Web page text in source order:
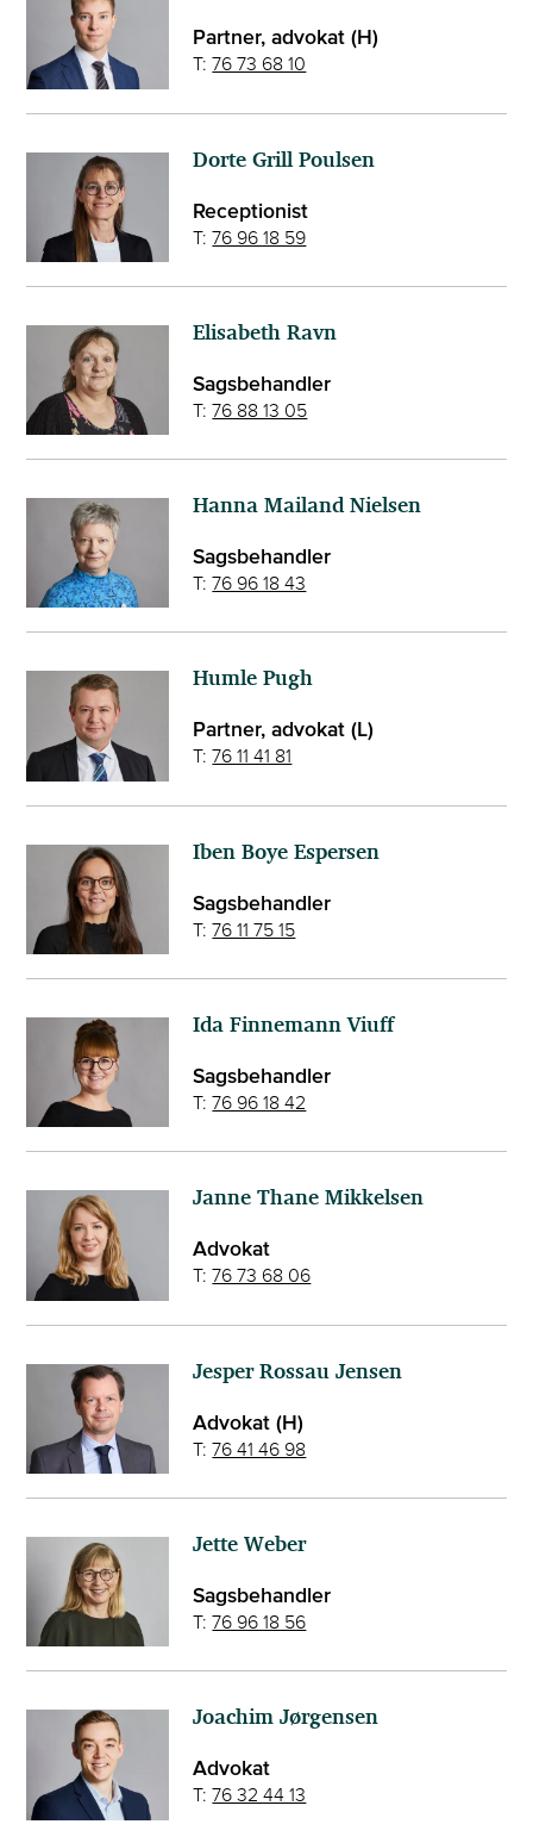
Partner, advokat (H)
T:76 73 68 10
Dorte Grill Poulsen
Receptionist
T:76 96 18 59
Elisabeth Ravn
Sagsbehandler
T:76 88 13 05
Hanna Mailand Nielsen
Sagsbehandler
T:76 96 18 43
Humle Pugh
Partner, advokat (L)
T:76 11 41 81
Iben Boye Espersen
Sagsbehandler
T:76 11 75 15
Ida Finnemann Viuff
Sagsbehandler
T:76 96 18 42
Janne Thane Mikkelsen
Advokat
T:76 73 68 06
Jesper Rossau Jensen
Advokat (H)
T:76 41 46 98
Jette Weber
Sagsbehandler
T:76 96 18 56
Joachim Jørgensen
Advokat
T:76 32 44 13